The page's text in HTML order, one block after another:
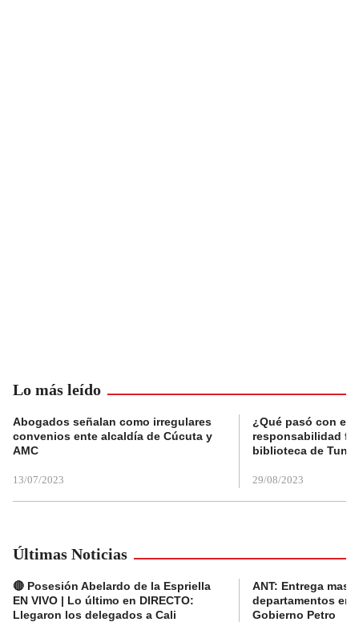
Lo más leído
Abogados señalan como irregulares
convenios ente alcaldía de Cúcuta y
AMC
13/07/2023
¿Qué pasó con el
responsabilidad
biblioteca de
29/08/2023
Últimas Noticias
🔴 Posesión Abelardo de la Espriella
EN VIVO | Lo último en DIRECTO:
Llegaron los delegados a Cali
ANT: Entrega
departamentos en
Gobierno Petro